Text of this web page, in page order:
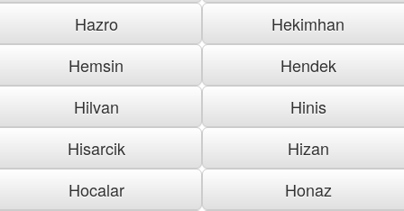
Hazro
Hekimhan
Hemsin
Hendek
Hilvan
Hinis
Hisarcik
Hizan
Hocalar
Honaz